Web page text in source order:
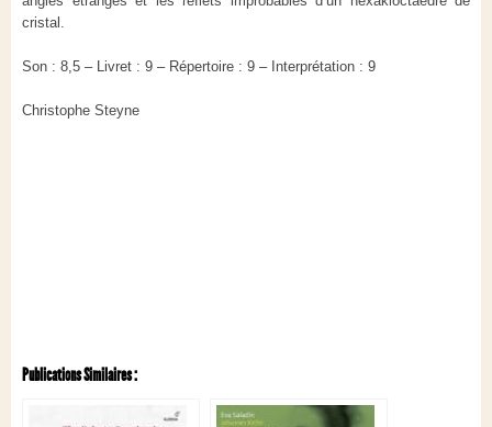
cristal.
Son : 8,5 – Livret : 9 – Répertoire : 9 – Interprétation : 9
Christophe Steyne
Publications Similaires :